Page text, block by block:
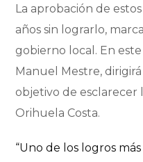
La aprobación de
años sin lograrlo,
gobierno local. En
Manuel Mestre,
objetivo de esclarecer
Orihuela Costa.
“Uno de los logros